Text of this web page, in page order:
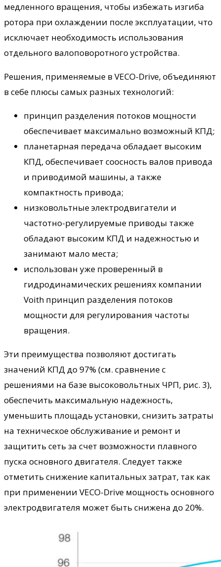
медленного вращения, чтобы избежать изгиба
ротора при охлаждении после эксплуатации, что
исключает необходимость использования
отдельного валоповоротного устройства.
Решения, применяемые в VECO-Drive, объединяют
в себе плюсы самых разных технологий:
принцип разделения потоков мощности
обеспечивает максимально возможный КПД;
планетарная передача обладает высоким
КПД, обеспечивает соосность валов привода
и приводимой машины, а также
компактность привода;
низковольтные электродвигатели и
частотно-регулируемые приводы также
обладают высоким КПД и надежностью и
занимают мало места;
использован уже проверенный в
гидродинамических решениях компании
Voith принцип разделения потоков
мощности для регулирования частоты
вращения.
Эти преимущества позволяют достигать
значений КПД до 97% (см. сравнение с
решениями на базе высоковольтных ЧРП, рис. 3),
обеспечить максимальную надежность,
уменьшить площадь установки, снизить затраты
на техническое обслуживание и ремонт и
защитить сеть за счет возможности плавного
пуска основного двигателя. Следует также
отметить снижение капитальных затрат, так как
при применении VECO-Drive мощность основного
электродвигателя может быть снижена до 20%.